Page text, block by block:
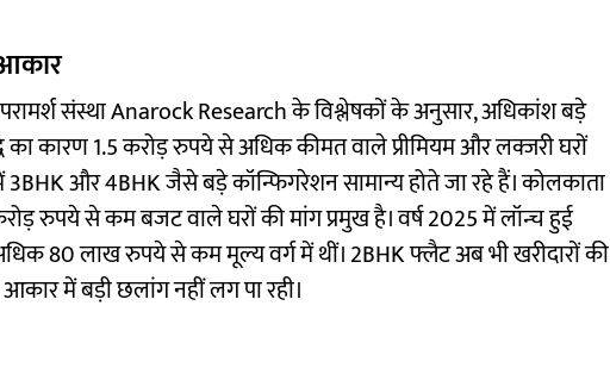
परामर्श संस्था Anarock Research के विश्लेषकों के अनुसार, अधिकांश बड़े
का कारण 1.5 करोड़ रुपये से अधिक कीमत वाले प्रीमियम और लक्जरी घरों
3BHK और 4BHK जैसे बड़े कॉन्फिगरेशन सामान्य होते जा रहे हैं। कोलकाता
रुपये से कम बजट वाले घरों की मांग प्रमुख है। वर्ष 2025 में लॉन्च हुई
80 लाख रुपये से कम मूल्य वर्ग में थीं। 2BHK फ्लैट अब भी खरीदारों की
में बड़ी छलांग नहीं लग पा रही।